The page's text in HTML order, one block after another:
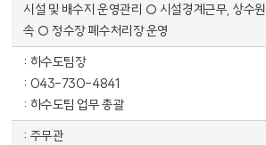
시설 및 배수지 운영관리 ○ 시설경계근무, 상수
속 ○ 정수장 폐수처리장 운영
하수도팀장
043-730-4841
하수도팀 업무 총괄
주무관